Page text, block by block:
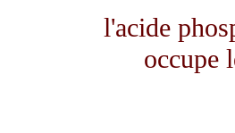
l'acide
occupe